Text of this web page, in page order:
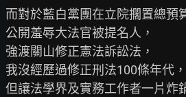
而對於藍白黨團在立院擱置總預
公開羞辱大法官被提名人，
強渡關山修正憲法訴訟法，
我沒經歷過修正刑法100條年代，
但讓法學界及實務工作者一片炸